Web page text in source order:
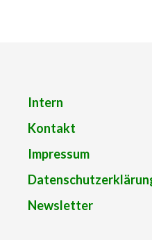
Intern
Kontakt
Impressum
Newsletter